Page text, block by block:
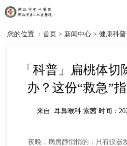
您的位置 ： 首页 > 新闻中心 > 健康科普
「科普」扁桃体
办？这份“救急”
来自: 耳鼻喉科 索茜 时间：
夜晚，病房静悄悄的，只有仪器